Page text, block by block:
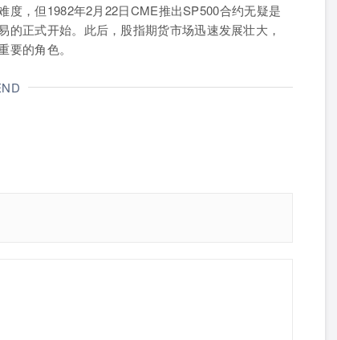
度，但1982年2月22日CME推出SP500合约无疑是
正式开始。此后，股指期货市场迅速发展壮大，
的角色。